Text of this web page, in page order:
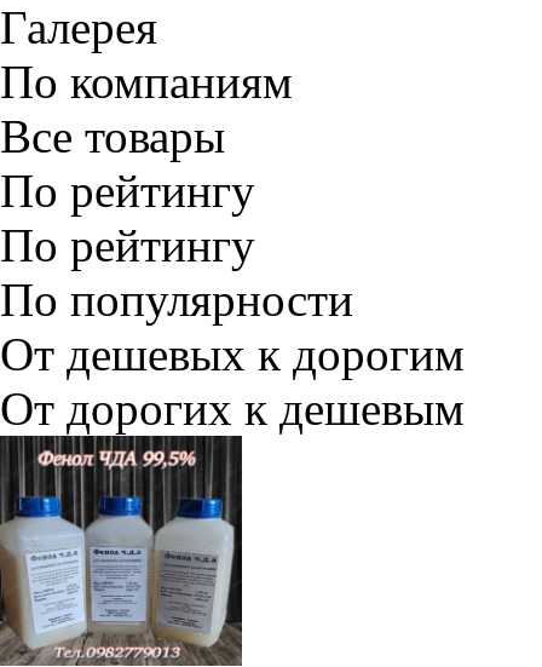
Галерея
По компаниям
Все товары
По рейтингу
По рейтингу
По популярности
От дешевых к дорогим
От дорогих к дешевым